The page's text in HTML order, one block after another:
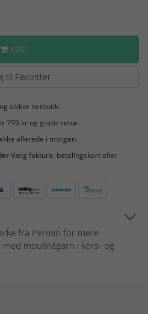
KØB
til Favoritter
sikker netbutik.
799 kr og gratis retur.
allerede i morgen.
Vælg faktura, betalingskort eller
fra Permin for mere
moulinégarn i kors- og